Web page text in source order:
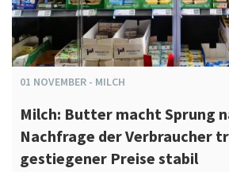
01 NOVEMBER - MILCH
Milch: Butter macht Sprung
Nachfrage der Verbraucher
gestiegener Preise stabil